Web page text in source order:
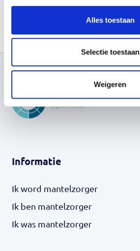
Alles toestaan
Selectie toestaan
Weigeren
Informatie
Ik word mantelzorger
Ik ben mantelzorger
Ik was mantelzorger